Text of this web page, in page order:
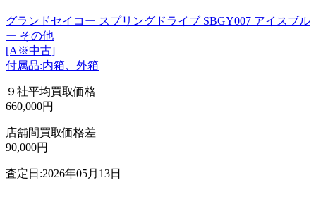
グランドセイコー スプリングドライブ SBGY007 アイスブル
ー その他
[A※中古]
付属品:内箱、外箱
９社平均買取価格
660,000円
店舗間買取価格差
90,000円
査定日:2026年05月13日